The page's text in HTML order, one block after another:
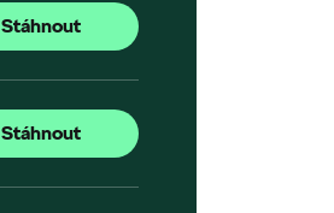
Stáhnout
Stáhnout